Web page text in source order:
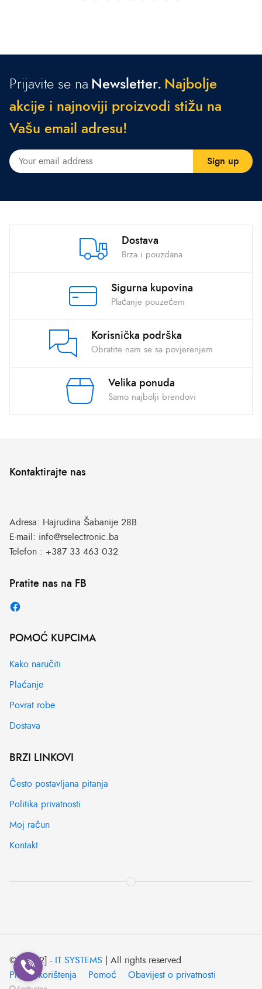
Prijavite se na Newsletter. Naj bo je
a kcije i najnoviji proizvod i stižu na
Vašu emai ad resu!
Dostava
Brza i pouzdana
Sigurna kupovina
Plaćanje pouzećem
Korisnička podrška
Obratite nam se sa povjerenjem
Velika ponuda
Samo najbolji brendovi
Kontaktirajte nas
Adresa: Hajrudina Šabanije 28B
E-mail: info@rselectronic.ba
Telefon : +387 33 463 032
Pratite nas na FB
POMOĆ KUPCIMA
Kako naručiti
Plaćanje
Povrat robe
Dostava
BRZI LINKOVI
Često postavljana pitanja
Politika privatnosti
Moj račun
Kontakt
© [2022] - IT SYSTEMS | All rights reserved
Pravila korištenja
Pomoć Obavijest o privatnosti